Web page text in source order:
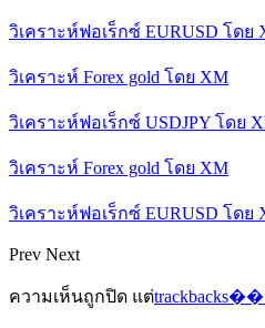
วิเคราะห์ฟอเร็กซ์ EURUSD โดย
วิเคราะห์ Forex gold โดย XM
วิเคราะห์ฟอเร็กซ์ USDJPY โดย
วิเคราะห์ Forex gold โดย XM
วิเคราะห์ฟอเร็กซ์ EURUSD โดย
Prev Next
ความเห็นถูกปิด แต่trackbacks��